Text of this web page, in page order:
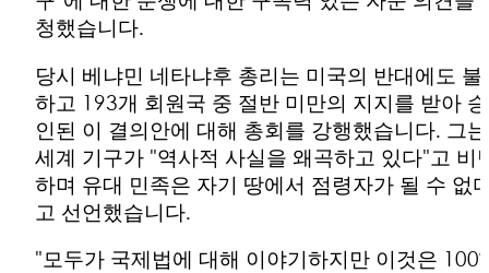
청했습니다.
당시 베냐민 네타냐후 총리는 미국의 반대에도 불
하고 193개 회원국 중 절반 미만의 지지를 받아 승
인된 이 결의안에 대해 총회를 강행했습니다. 그는
세계 기구가 "역사적 사실을 왜곡하고 있다"고 비
하며 유대 민족은 자기 땅에서 점령자가 될 수 없
고 선언했습니다.
"모두가 국제법에 대해 이야기하지만 이것은